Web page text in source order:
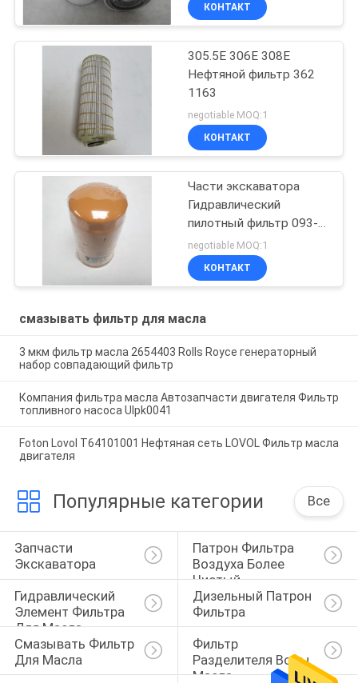
КОНТАКТ
305.5E 306E 308E
Нефтяной фильтр 362
1163
negotiable MOQ:1
КОНТАКТ
Части экскаватора
Гидравлический
пилотный фильтр 093-
7521
negotiable MOQ:1
КОНТАКТ
смазывать фильтр для масла
3 мкм фильтр масла 2654403 Rolls Royce генераторный
набор совпадающий фильтр
Компания фильтра масла Автозапчасти двигателя Фильтр
топливного насоса Ulpk0041
Foton Lovol T64101001 Нефтяная сеть LOVOL Фильтр масла
двигателя
Популярные категории Все
Запчасти
Экскаватора
Патрон Фильтра
Воздуха Более
Чистый
Гидравлический
Элемент Фильтра
Для Масла
Дизельный Патрон
Фильтра
Смазывать Фильтр
Для Масла
Фильтр
Разделителя Воды
Масла